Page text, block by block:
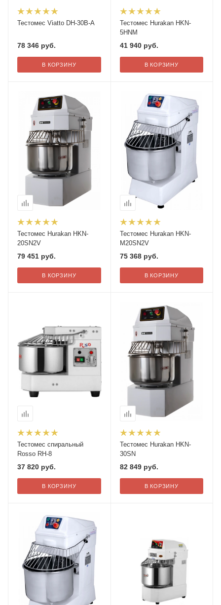
Тестомес Viatto DH-30B-A
78 346 руб.
В КОРЗИНУ
Тестомес Hurakan HKN-
5HNM
41 940руб.
В КОРЗИНУ
Тестомес Hurakan HKN-
20SN2V
79 451 руб.
В КОРЗИНУ
Тестомес Hurakan HKN-
M20SN2V
75 368руб.
В КОРЗИНУ
Тестомес спиральный
Rosso RH-8
37 820 руб.
В КОРЗИНУ
Тестомес Hurakan HKN-
30SN
82 849руб.
В КОРЗИНУ